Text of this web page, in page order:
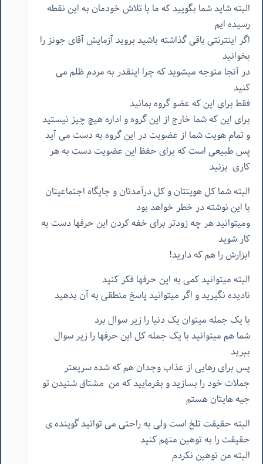
البته شاید شما بگویید که ما با تلاش خودمان به این نقطه
رسیده ایم
اگر اینترنتی باقی گذاشته باشید بروید آزمایش آقای جونز را
بخوانید
در آنجا متوجه میشوید که چرا اینقدر به مردم ظلم می
کنید
فقط برای این که عضو گروه بمانید
برای این که شما خارج از این گروه و اداره هیچ چیز نیستید
و تمام هویت شما از عضویت در این گروه به دست می آید
پس طبیعی است که برای حفظ این عضویت دست به هر
کاری بزنید
البته شما کل هویتتان و کل درآمدتان و جایگاه اجتماعیتان
با این نوشته در خطر خواهد بود
ومیتوانید هر چه زودتر برای خفه کردن این حرفها دست به
کار شوید
ابزارش را هم که دارید!
البته میتوانید کمی به این حرفها فکر کنید
نادیده نگیرید و اگر میتوانید پاسخ منطقی به آن بدهید
با یک جمله میتوان یک دنیا را زیر سوال برد
شما هم میتوانید با یک جمله کل این حرفها را زیر سوال
ببرید
پس برای رهایی از عذاب وجدان هم که شده سریعتر
جملات خود را بسازید و بفرمایید که من مشتاق شنیدن تو
جیه هایتان هستم
البته حقیقت تلخ است ولی به راحتی می توانید گوینده ی
حقیقت را به توهین متهم کنید
البته من توهین نکردم